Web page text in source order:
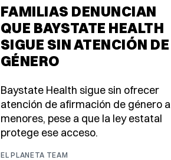
FAMILIAS DENUNCIAN
QUE BAYSTATE HEALTH
SIGUE SIN ATENCIÓN DE
GÉNERO
Baystate Health sigue sin ofrecer
atención de afirmación de género a
menores, pese a que la ley estatal
protege ese acceso.
EL PLANETA TEAM